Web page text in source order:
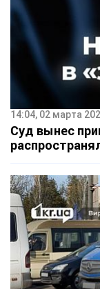
14:04, 02 марта
Суд вынес